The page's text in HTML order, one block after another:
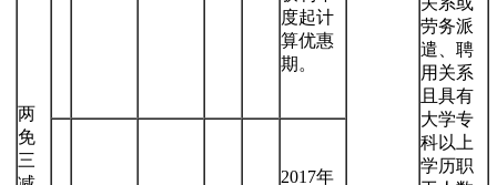
两
免
三
度起计
算优惠
期。
劳务派
遣、聘
用关系
且具有
大学专
科以上
学历职
2017年